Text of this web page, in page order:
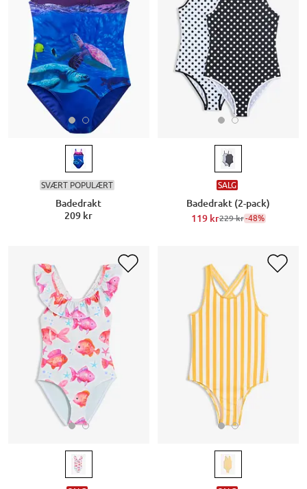
SVÆRT POPULÆRT
Badedrakt
209 kr
SALG
Badedrakt (2-pack)
119 kr229 kr-48%